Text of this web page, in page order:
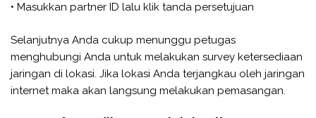
• Masukkan partner ID lalu klik tanda persetujuan
Selanjutnya Anda cukup menunggu petugas
menghubungi Anda untuk melakukan survey ketersediaan
jaringan di lokasi. Jika lokasi Anda terjangkau oleh jaringan
internet maka akan langsung melakukan pemasangan.